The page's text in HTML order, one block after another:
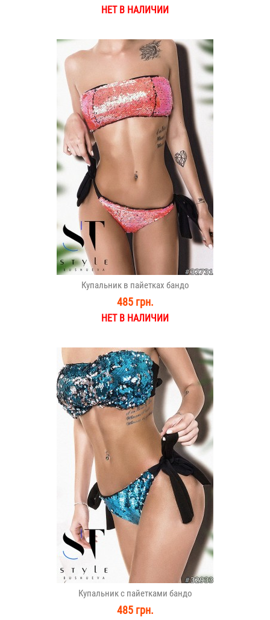
НЕТ В НАЛИЧИИ
Купальник в пайетках бандо
485 грн.
НЕТ В НАЛИЧИИ
Купальник с пайетками бандо
485 грн.